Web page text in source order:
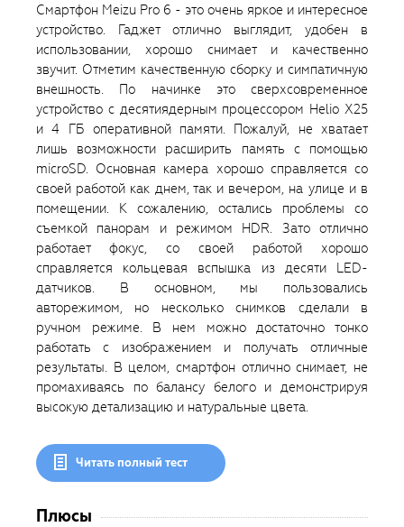
Смартфон Meizu Pro 6 - это очень яркое и интересное
устройство. Гаджет отлично выглядит, удобен в
использовании, хорошо снимает и качественно
звучит. Отметим качественную сборку и симпатичную
внешность. По начинке это сверхсовременное
устройство с десятиядерным процессором Helio X25
и 4 ГБ оперативной памяти. Пожалуй, не хватает
лишь возможности расширить память с помощью
microSD. Основная камера хорошо справляется со
своей работой как днем, так и вечером, на улице и в
помещении. К сожалению, остались проблемы со
съемкой панорам и режимом HDR. Зато отлично
работает фокус, со своей работой хорошо
справляется кольцевая вспышка из десяти LED-
датчиков. В основном, мы пользовались
авторежимом, но несколько снимков сделали в
ручном режиме. В нем можно достаточно тонко
работать с изображением и получать отличные
результаты. В целом, смартфон отлично снимает, не
промахиваясь по балансу белого и демонстрируя
высокую детализацию и натуральные цвета.
Читать полный тест
Плюсы